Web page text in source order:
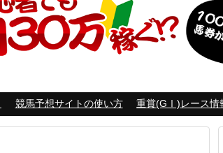
競馬予想サイトの使い方 重賞(GⅠ)レース情